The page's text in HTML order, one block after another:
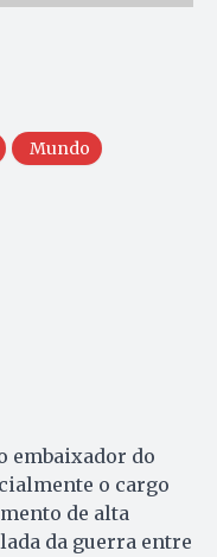
Mundo
embaixador do
o cargo
de alta
da guerra entre